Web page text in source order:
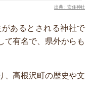
出典：安住神社
あるとされる神社で
て有名で、県外からも
、高根沢町の歴史や文